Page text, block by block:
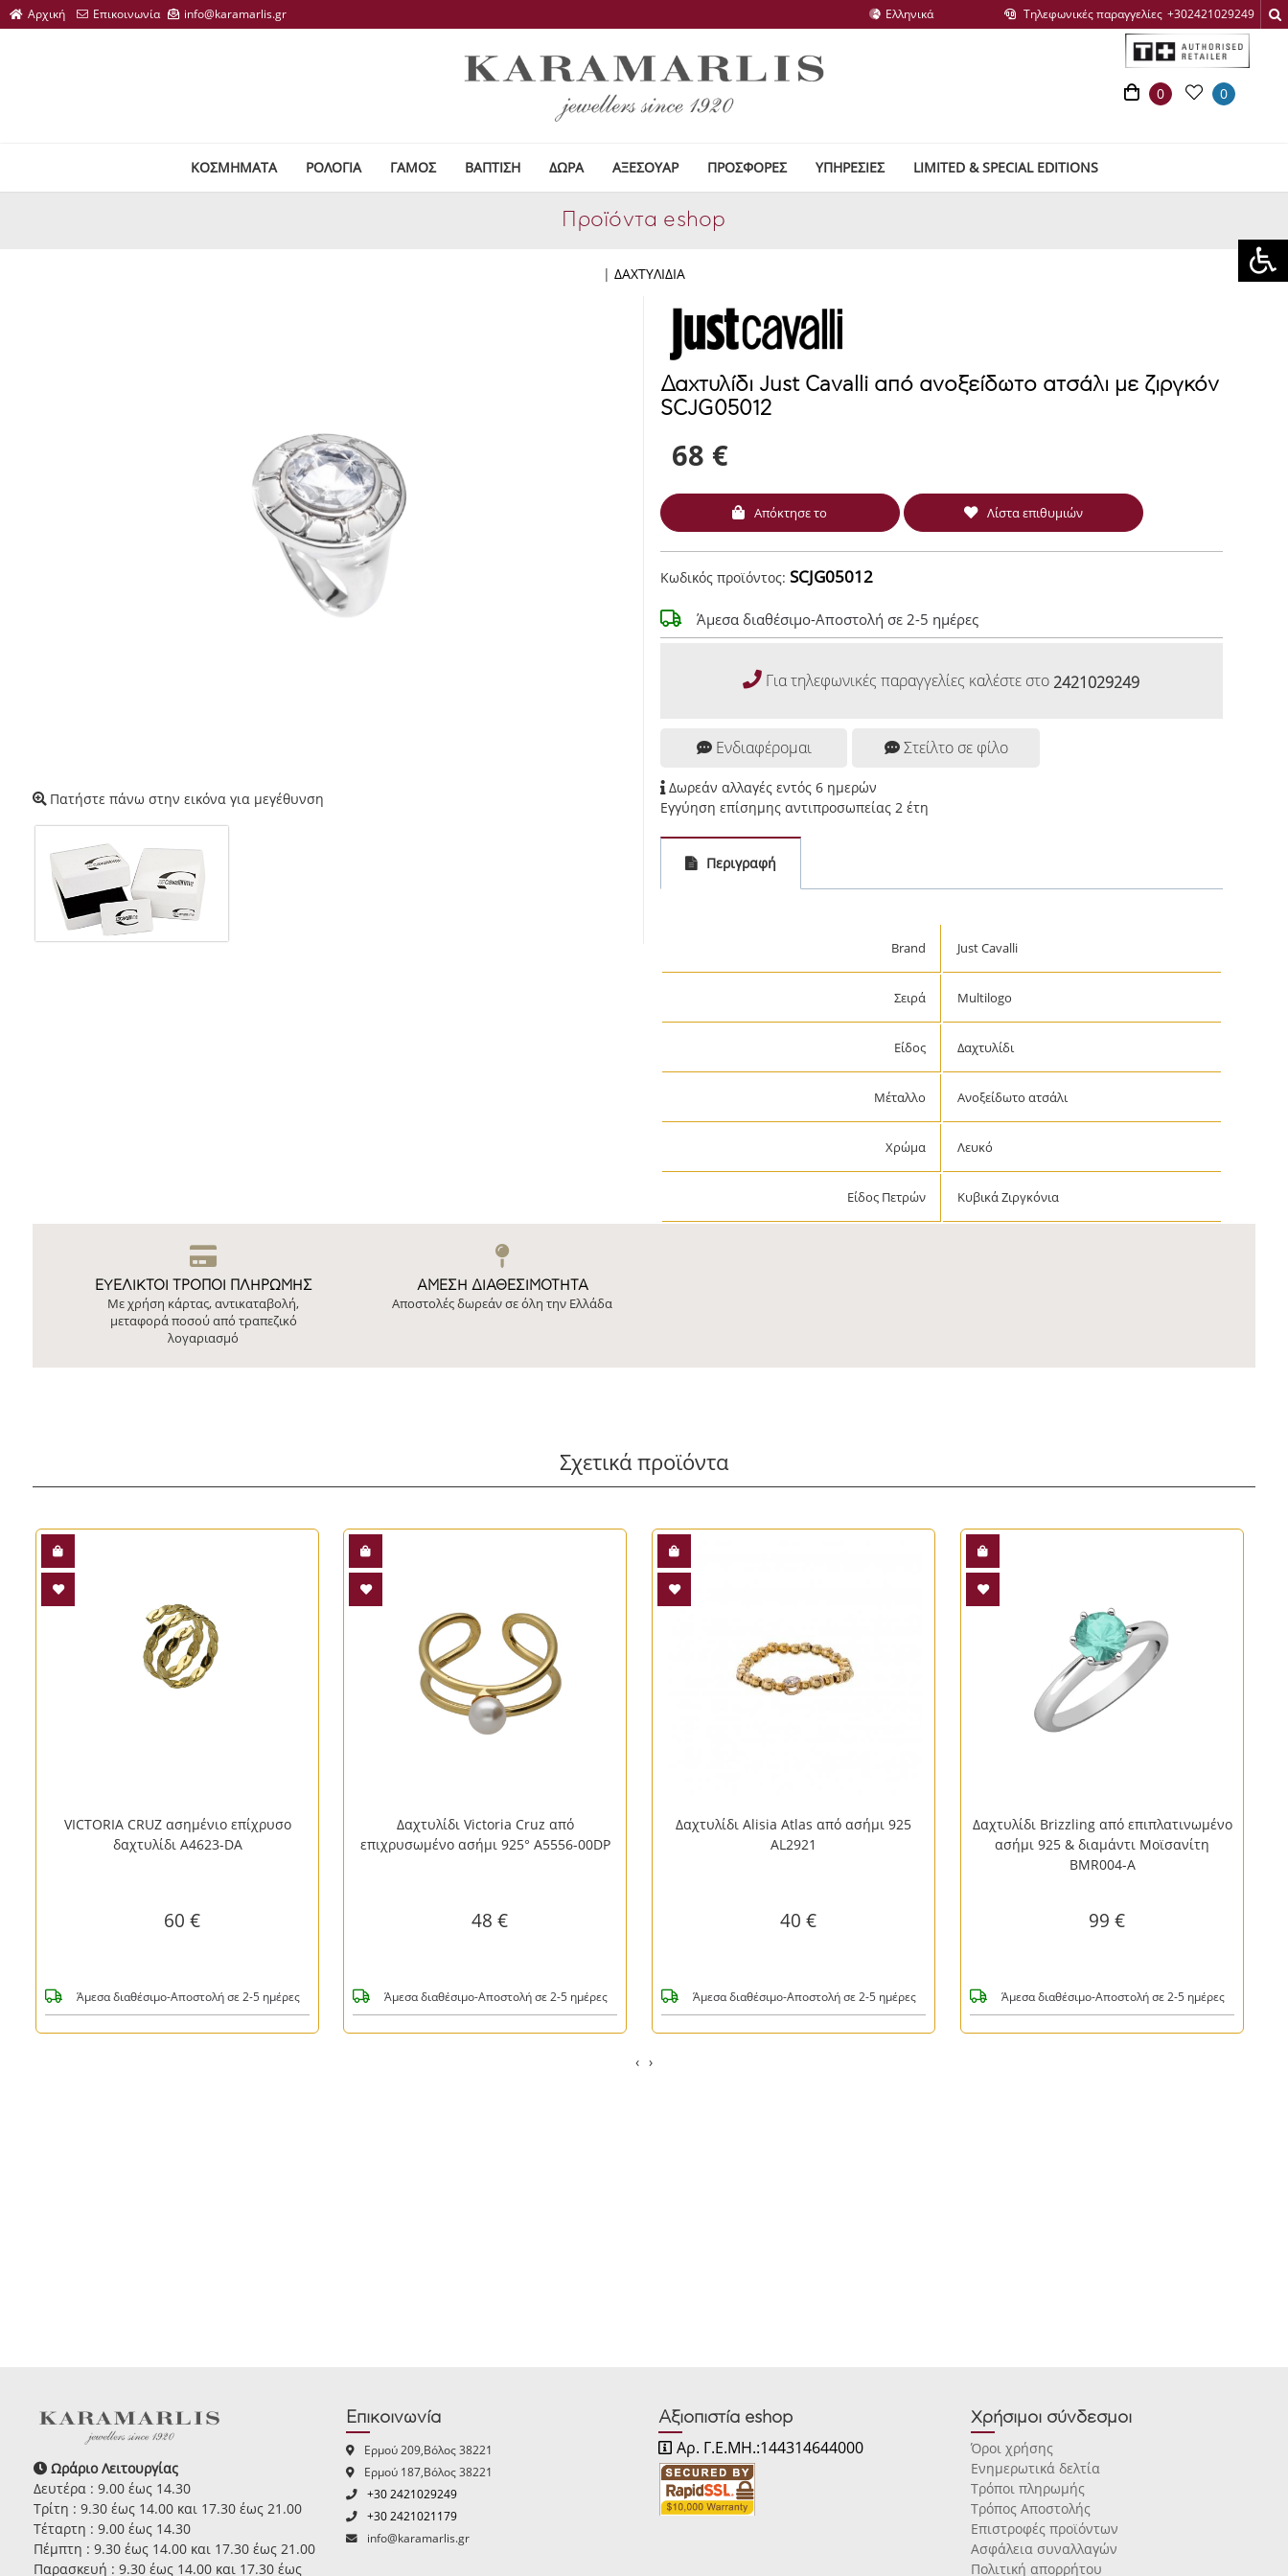
Τηλεφωνικές παραγγελίες
0 0
ΚΟΣΜΗΜΑΤΑ ΡΟΛΟΓΙΑ ΓΑΜΟΣ ΒΑΠΤΙΣΗ ΔΩΡΑ ΑΞΕΣΟΥΑΡ ΠΡΟΣΦΟΡΕΣ ΥΠΗΡΕΣΙΕΣ LIMITED & SPECIAL EDITIONS
Προϊόντα eshop
| ΔΑΧΤΥΛΙΔΙΑ
Πατήστε πάνω στην εικόνα για μεγέθυνση
Δαχτυλίδι Just Cavalli από ανοξείδωτο ατσάλι με ζιργκόν
SCJG05012
68 €
Απόκτησε το Λίστα επιθυμιών
Κωδικός προϊόντος: SCJG05012
Άμεσα διαθέσιμο-Αποστολή σε 2-5 ημέρες
Για τηλεφωνικές παραγγελίες καλέστε στο 2421029249
Ενδιαφέρομαι Στείλτο σε φίλο
Δωρεάν αλλαγές εντός 6 ημερών
Εγγύηση επίσημης αντιπροσωπείας 2 έτη
Περιγραφή
Brand Just Cavalli
Σειρά Multilogo
Είδος Δαχτυλίδι
Μέταλλο Ανοξείδωτο ατσάλι
Χρώμα Λευκό
Είδος Πετρών Κυβικά Ζιργκόνια
ΕΥΕΛΙΚΤΟΙ ΤΡΟΠΟΙ ΠΛΗΡΩΜΗΣ
Με χρήση κάρτας, αντικαταβολή,
μεταφορά ποσού από τραπεζικό
λογαριασμό
ΆΜΕΣΗ ΔΙΑΘΕΣΙΜΌΤΗΤΑ
Αποστολές δωρεάν σε όλη την Ελλάδα
Σχετικά προϊόντα
VICTORIA CRUZ ασημένιο επίχρυσο
δαχτυλίδι A4623-DA
60 €
Άμεσα διαθέσιμο-Αποστολή σε 2-5 ημέρες
Δαχτυλίδι Victoria Cruz από
επιχρυσωμένο ασήμι 925° A5556-00DP
48 €
Άμεσα διαθέσιμο-Αποστολή σε 2-5 ημέρες
Δαχτυλίδι Alisia Atlas από ασήμι 925
AL2921
40 €
Άμεσα διαθέσιμο-Αποστολή σε 2-5 ημέρες
Δαχτυλίδι Brizzling από επιπλατινωμένο
ασήμι 925 & διαμάντι Μοϊσανίτη
BMR004-A
99 €
Άμεσα διαθέσιμο-Αποστολή σε 2-5 ημέρες
‹ ›
Ωράριο Λειτουργίας
Δευτέρα : 9.00 έως 14.30
Τρίτη : 9.30 έως 14.00 και 17.30 έως 21.00
Τέταρτη : 9.00 έως 14.30
Πέμπτη : 9.30 έως 14.00 και 17.30 έως 21.00
Παρασκευή : 9.30 έως 14.00 και 17.30 έως
Επικοινωνία
Ερμού 209,Βόλος 38221
Ερμού 187,Βόλος 38221
+30 2421029249
+30 2421021179
info@karamarlis.gr
Αξιοπιστία eshop
Αρ. Γ.Ε.ΜΗ.:144314644000
Χρήσιμοι σύνδεσμοι
Όροι χρήσης
Ενημερωτικά δελτία
Τρόποι πληρωμής
Τρόπος Αποστολής
Επιστροφές προϊόντων
Ασφάλεια συναλλαγών
Πολιτική απορρήτου